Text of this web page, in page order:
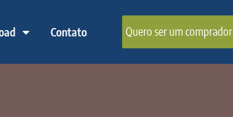
Contato Quero ser um comprador